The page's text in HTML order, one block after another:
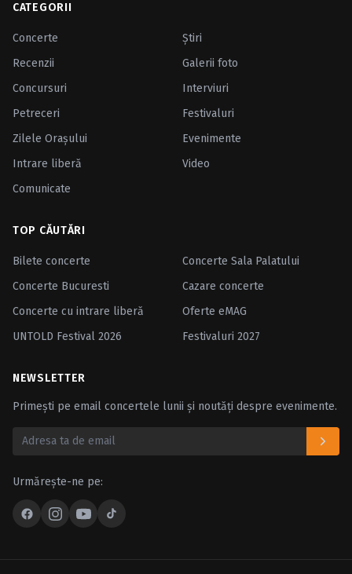
CATEGORII
Concerte
Ştiri
Recenzii
Galerii foto
Concursuri
Interviuri
Petreceri
Festivaluri
Zilele Oraşului
Evenimente
Intrare liberă
Video
Comunicate
TOP CĂUTĂRI
Bilete concerte
Concerte Sala Palatului
Concerte Bucuresti
Cazare concerte
Concerte cu intrare liberă
Oferte eMAG
UNTOLD Festival 2026
Festivaluri 2027
NEWSLETTER
Primești pe email concertele lunii și noutăți despre evenimente.
Urmărește-ne pe: